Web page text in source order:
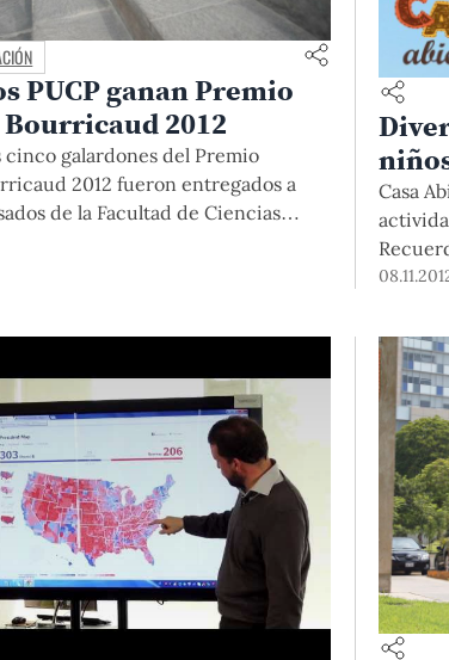
PUCP ganan Premio
2012
cinco galardones del Premio
2012 fueron entregados a
de la Facultad de Ciencias
PUCP: Alessandra Ipince Petrozzi
Casa
el